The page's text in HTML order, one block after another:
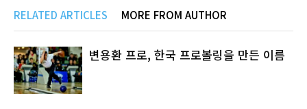
RELATED ARTICLES MORE FROM AUTHOR
변용환 프로, 한국 프로볼링을 만든 이름